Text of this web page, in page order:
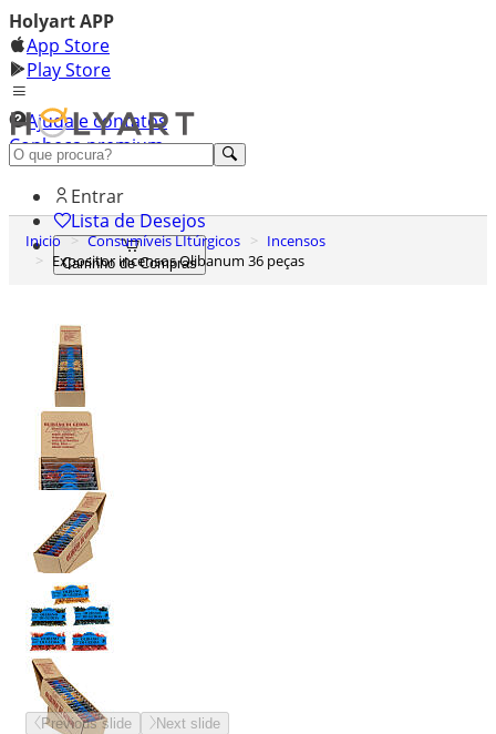
Holyart APP
App Store
Play Store
Ajuda e contatos
Conheça premium
Entrar
Lista de Desejos
Carrinho de Compras
Inicio Consumíveis LItúrgicos
Incensos
Expositor incensos Olibanum 36 peças
Previous slide Next slide